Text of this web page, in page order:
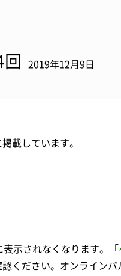
2019年12月9日
載しています。
表示されなくなります。「
認ください。オンラインパ